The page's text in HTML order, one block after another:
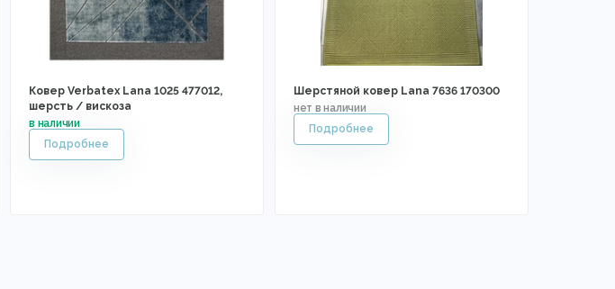
Ковер Verbatex Lana 1025 477012,
шерсть / вискоза
Шерстяной ковер Lana 7636 170300